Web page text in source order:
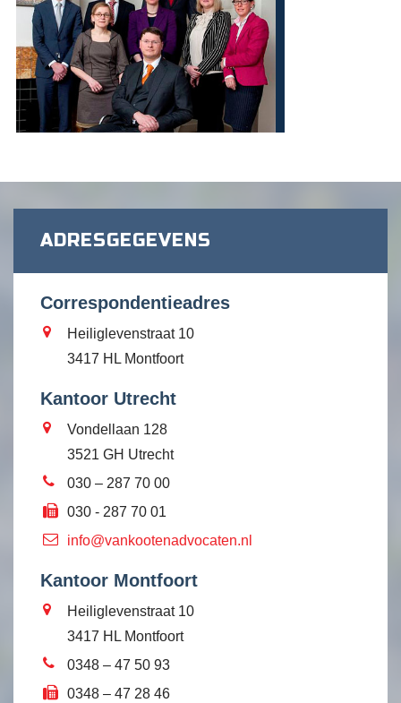
ADRESGEGEVENS
Correspondentieadres
Heiliglevenstraat 10
3417 HL Montfoort
Kantoor Utrecht
Vondellaan 128
3521 GH Utrecht
030 – 287 70 00
030 - 287 70 01
info@vankootenadvocaten.nl
Kantoor Montfoort
Heiliglevenstraat 10
3417 HL Montfoort
0348 – 47 50 93
0348 – 47 28 46